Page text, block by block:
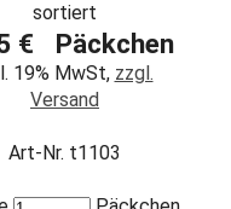
sortiert
€ Päckchen
19% MwSt, zzgl.
Versand
Art-Nr. t1103